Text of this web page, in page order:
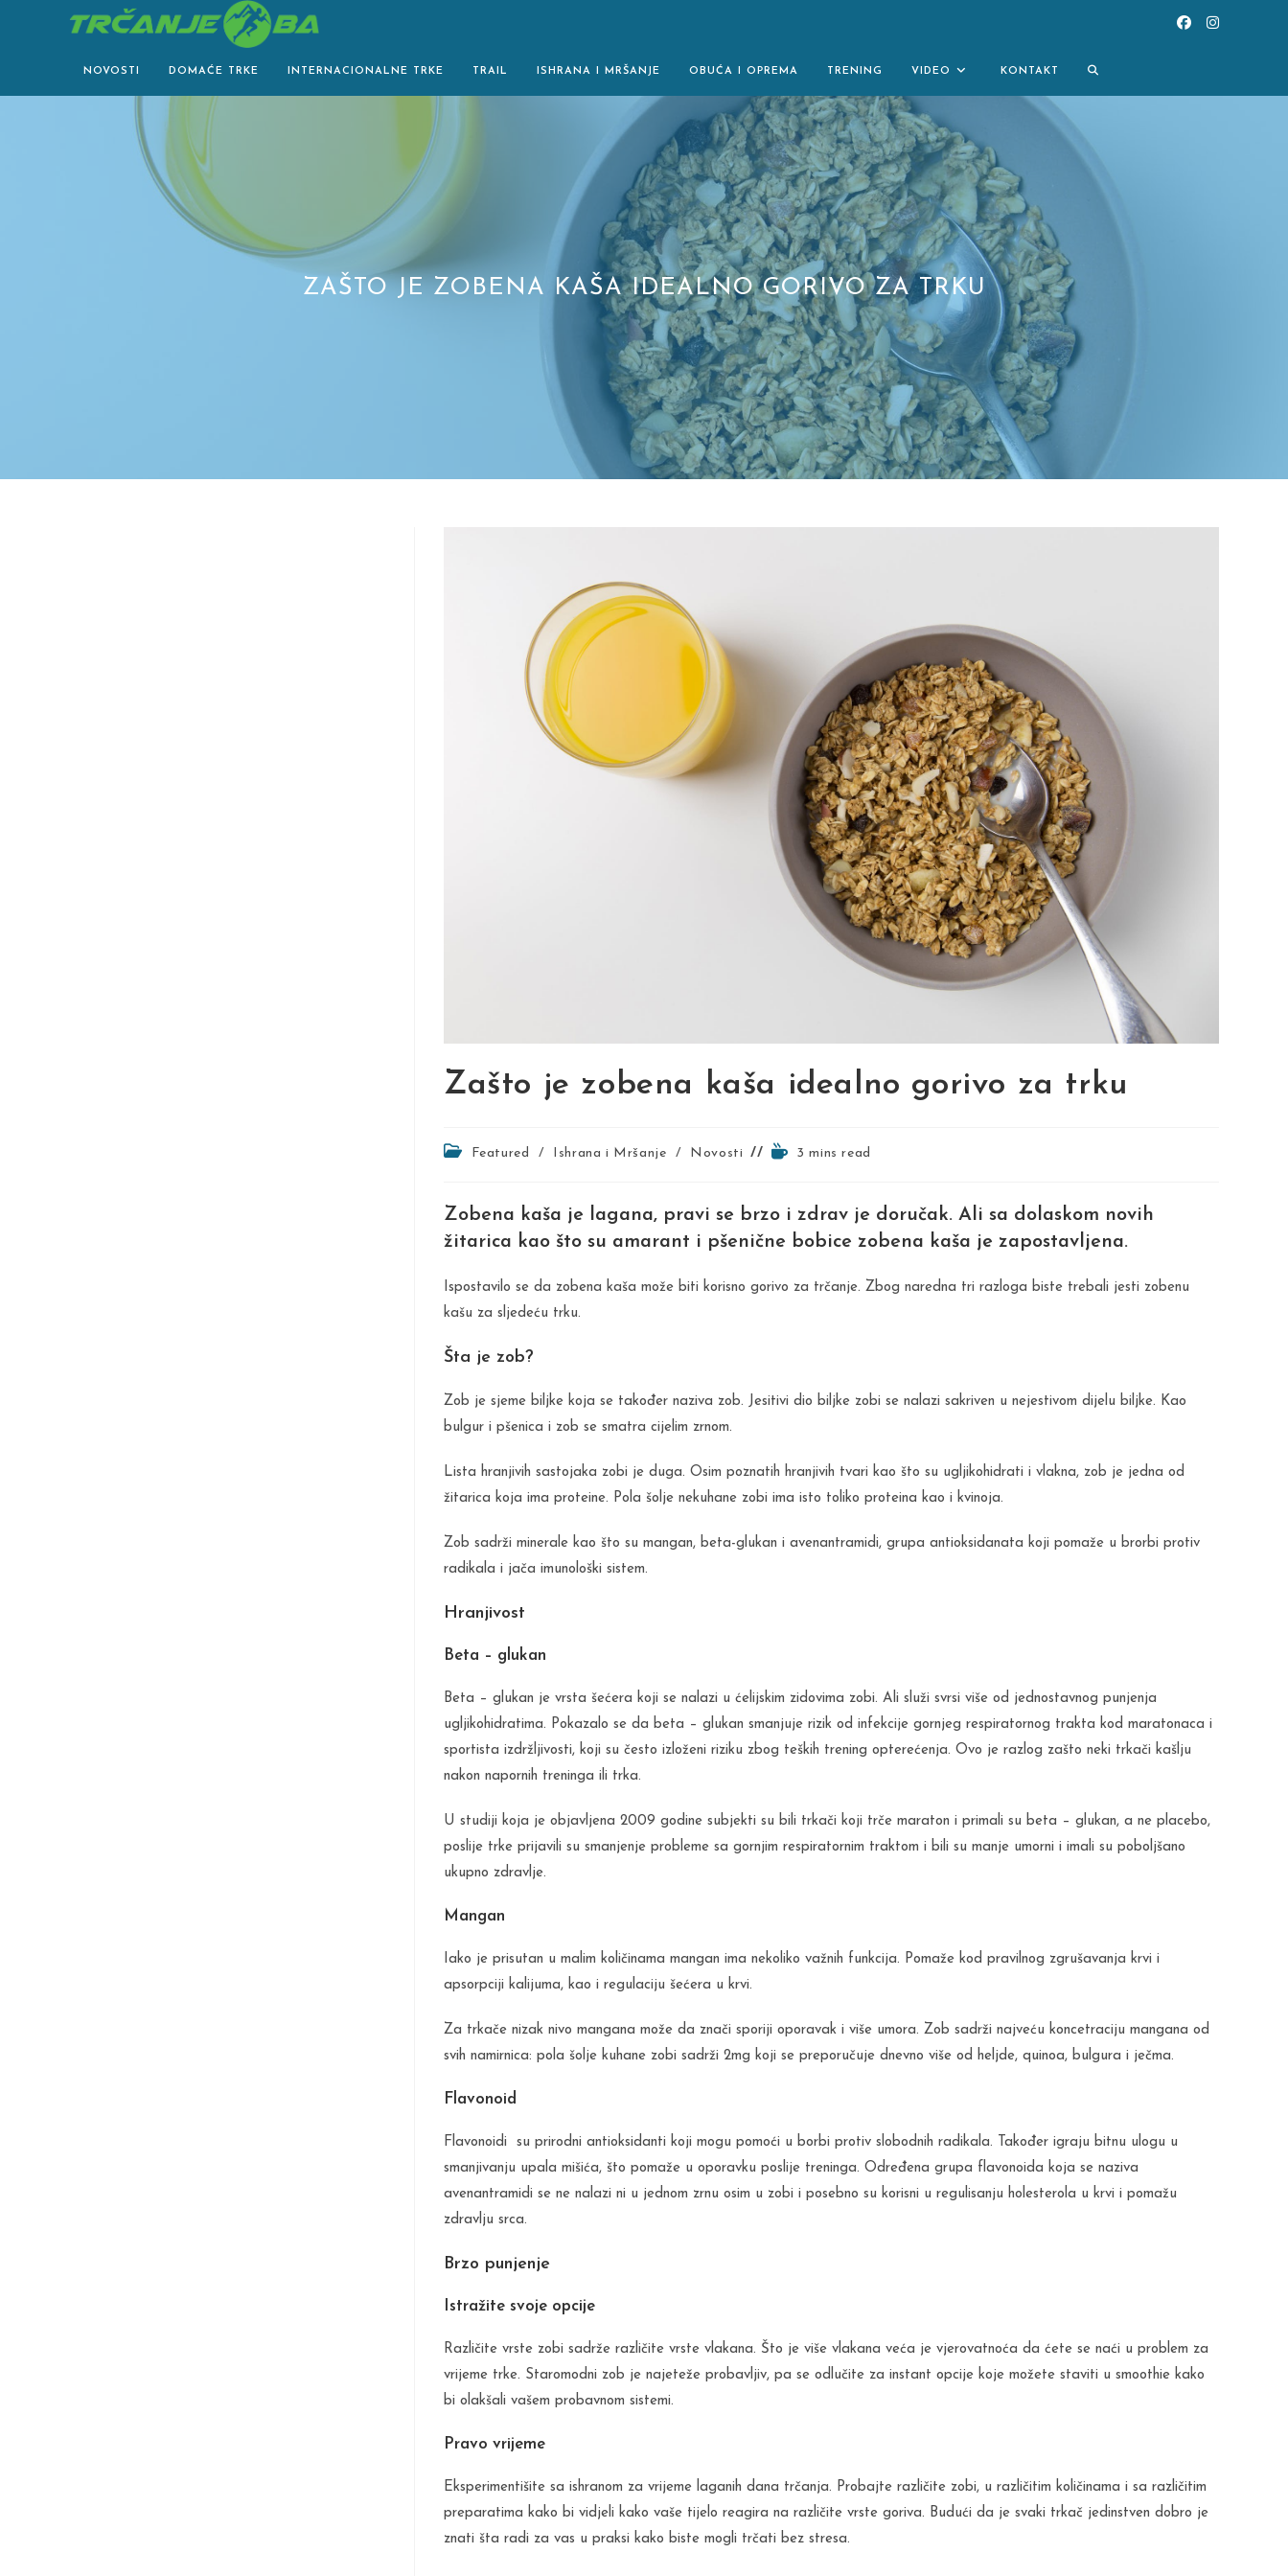
NOVOSTI DOMAĆE TRKE INTERNACIONALNE TRKE TRAIL ISHRANA I MRŠANJE OBUĆA I OPREMA TRENING VIDEO KONTAKT TOGGLE
ZAŠTO JE ZOBENA KAŠA IDEALNO GORIVO ZA TRKU
Zašto je zobena kaša idealno gorivo za trku
PostFeatured / Ishrana i Mršanje / Novosti
Reading3 mins read
Zobena kaša je lagana, pravi se brzo i zdrav je doručak. Ali sa dolaskom novih
žitarica kao što su amarant i pšenične bobice zobena kaša je zapostavljena.
Ispostavilo se da zobena kaša može biti korisno gorivo za trčanje. Zbog naredna tri razloga biste trebali jesti zobenu
kašu za sljedeću trku.
Šta je zob?
Zob je sjeme biljke koja se također naziva zob. Jesitivi dio biljke zobi se nalazi sakriven u nejestivom dijelu biljke. Kao
bulgur i pšenica i zob se smatra cijelim zrnom.
Lista hranjivih sastojaka zobi je duga. Osim poznatih hranjivih tvari kao što su ugljikohidrati i vlakna, zob je jedna od
žitarica koja ima proteine. Pola šolje nekuhane zobi ima isto toliko proteina kao i kvinoja.
Zob sadrži minerale kao što su mangan, beta-glukan i avenantramidi, grupa antioksidanata koji pomaže u brorbi protiv
radikala i jača imunološki sistem.
Hranjivost
Beta – glukan
Beta – glukan je vrsta šećera koji se nalazi u ćelijskim zidovima zobi. Ali služi svrsi više od jednostavnog punjenja
ugljikohidratima. Pokazalo se da beta – glukan smanjuje rizik od infekcije gornjeg respiratornog trakta kod maratonaca i
sportista izdržljivosti, koji su često izloženi riziku zbog teških trening opterećenja. Ovo je razlog zašto neki trkači kašlju
nakon napornih treninga ili trka.
U studiji koja je objavljena 2009 godine subjekti su bili trkači koji trče maraton i primali su beta – glukan, a ne placebo,
poslije trke prijavili su smanjenje probleme sa gornjim respiratornim traktom i bili su manje umorni i imali su poboljšano
ukupno zdravlje.
Mangan
Iako je prisutan u malim količinama mangan ima nekoliko važnih funkcija. Pomaže kod pravilnog zgrušavanja krvi i
apsorpciji kalijuma, kao i regulaciju šećera u krvi.
Za trkače nizak nivo mangana može da znači sporiji oporavak i više umora. Zob sadrži najveću koncetraciju mangana od
svih namirnica: pola šolje kuhane zobi sadrži 2mg koji se preporučuje dnevno više od heljde, quinoa, bulgura i ječma.
Flavonoid
Flavonoidi su prirodni antioksidanti koji mogu pomoći u borbi protiv slobodnih radikala. Također igraju bitnu ulogu u
smanjivanju upala mišića, što pomaže u oporavku poslije treninga. Određena grupa flavonoida koja se naziva
avenantramidi se ne nalazi ni u jednom zrnu osim u zobi i posebno su korisni u regulisanju holesterola u krvi i pomažu
zdravlju srca.
Brzo punjenje
Istražite svoje opcije
Različite vrste zobi sadrže različite vrste vlakana. Što je više vlakana veća je vjerovatnoća da ćete se naći u problem za
vrijeme trke. Staromodni zob je najeteže probavljiv, pa se odlučite za instant opcije koje možete staviti u smoothie kako
bi olakšali vašem probavnom sistemi.
Pravo vrijeme
Eksperimentišite sa ishranom za vrijeme laganih dana trčanja. Probajte različite zobi, u različitim količinama i sa različitim
preparatima kako bi vidjeli kako vaše tijelo reagira na različite vrste goriva. Budući da je svaki trkač jedinstven dobro je
znati šta radi za vas u praksi kako biste mogli trčati bez stresa.